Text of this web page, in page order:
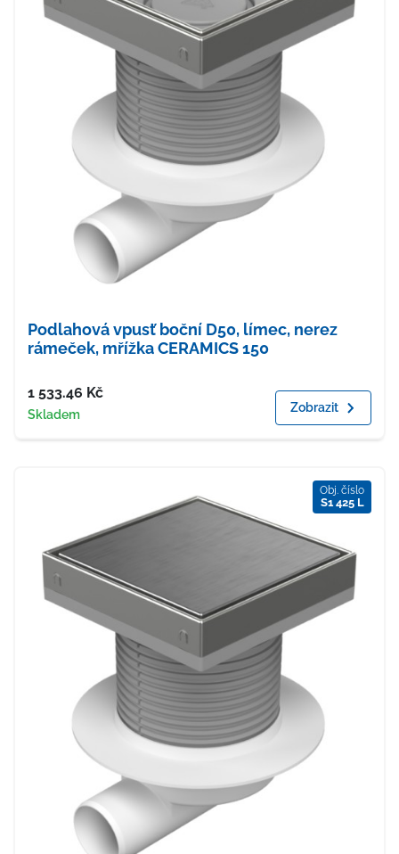
Podlahová vpusť boční D50, límec, nerez
rámeček, mřížka CERAMICS 150
Cena
1 533.46 Kč
Dostupnost
Skladem Zobrazit
Obj. číslo
S1 425 L